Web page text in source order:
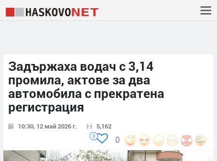
Задържаха водач с 3,14
промила, актове за два
автомобила с прекратена
регистрация
10:30, 12 май 2026 г. 5,162
0
0